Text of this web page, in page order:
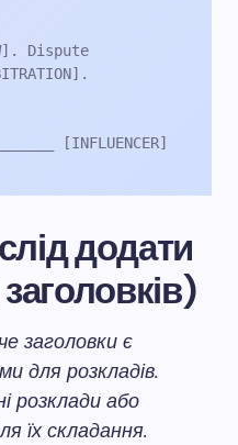
Dispute
[INFLUENCER]
додати
заголовки є
для розкладів.
розклади або
їх складання.